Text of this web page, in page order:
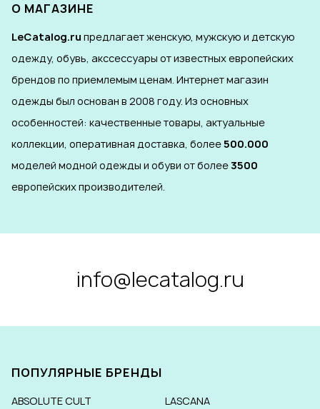
О МАГАЗИНЕ
LeCatalog.ru предлагает женскую, мужскую и детскую
одежду, обувь, акссессуары от известных европейских
брендов по приемлемым ценам. Интернет магазин
одежды был основан в 2008 году. Из основных
особенностей: качественные товары, актуальные
коллекции, оперативная доставка, более500.000
моделей модной одежды и обуви от более3500
европейских производителей.
info@lecatalog.ru
ПОПУЛЯРНЫЕ БРЕНДЫ
ABSOLUTE CULT
LASCANA